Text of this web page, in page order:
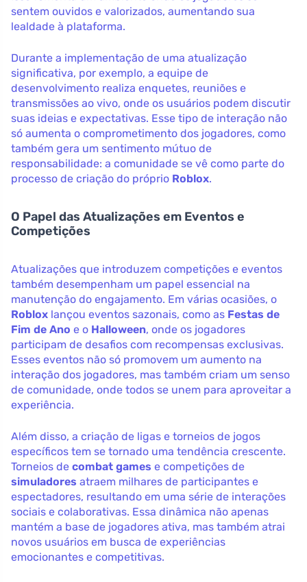
sentem ouvidos e valorizados, aumentando sua
lealdade à plataforma.
Durante a implementação de uma atualização
significativa, por exemplo, a equipe de
desenvolvimento realiza enquetes, reuniões e
transmissões ao vivo, onde os usuários podem discutir
suas ideias e expectativas. Esse tipo de interação não
só aumenta o comprometimento dos jogadores, como
também gera um sentimento mútuo de
responsabilidade: a comunidade se vê como parte do
processo de criação do próprio Roblox.
O Papel das Atualizações em Eventos e
Competições
Atualizações que introduzem competições e eventos
também desempenham um papel essencial na
manutenção do engajamento. Em várias ocasiões, o
Roblox lançou eventos sazonais, como as Festas de
Fim de Ano e o Halloween, onde os jogadores
participam de desafios com recompensas exclusivas.
Esses eventos não só promovem um aumento na
interação dos jogadores, mas também criam um senso
de comunidade, onde todos se unem para aproveitar a
experiência.
Além disso, a criação de ligas e torneios de jogos
específicos tem se tornado uma tendência crescente.
Torneios de combat games e competições de
simuladores atraem milhares de participantes e
espectadores, resultando em uma série de interações
sociais e colaborativas. Essa dinâmica não apenas
mantém a base de jogadores ativa, mas também atrai
novos usuários em busca de experiências
emocionantes e competitivas.